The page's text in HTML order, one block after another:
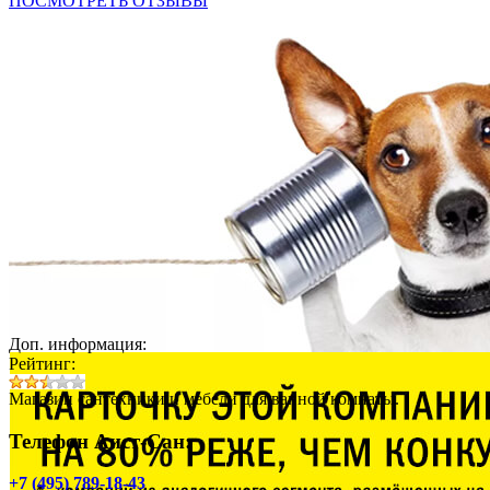
Доп. информация:
Рейтинг:
Магазин сантехники и мебели для ванной комнаты.
Телефон Аист-Сан:
+7 (495) 789-18-43